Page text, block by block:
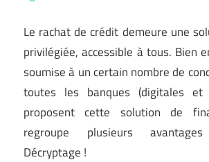
Le rachat de crédit demeure une
privilégiée, accessible à tous. Bien
soumise à un certain nombre de
toutes les banques (digitales et
proposent cette solution de
regroupe plusieurs
Décryptage !